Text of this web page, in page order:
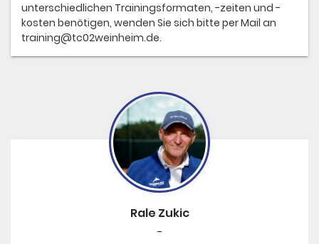
unterschiedlichen Trainingsformaten, -zeiten und -
kosten benötigen, wenden Sie sich bitte per Mail an
training@tc02weinheim.de.
Rale Zukic
-